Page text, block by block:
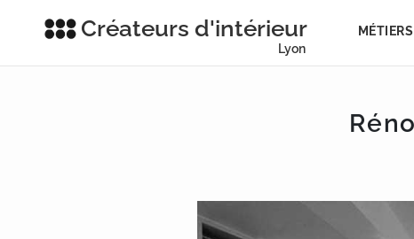
Créateurs d'intérieur
Lyon
MÉTIERS